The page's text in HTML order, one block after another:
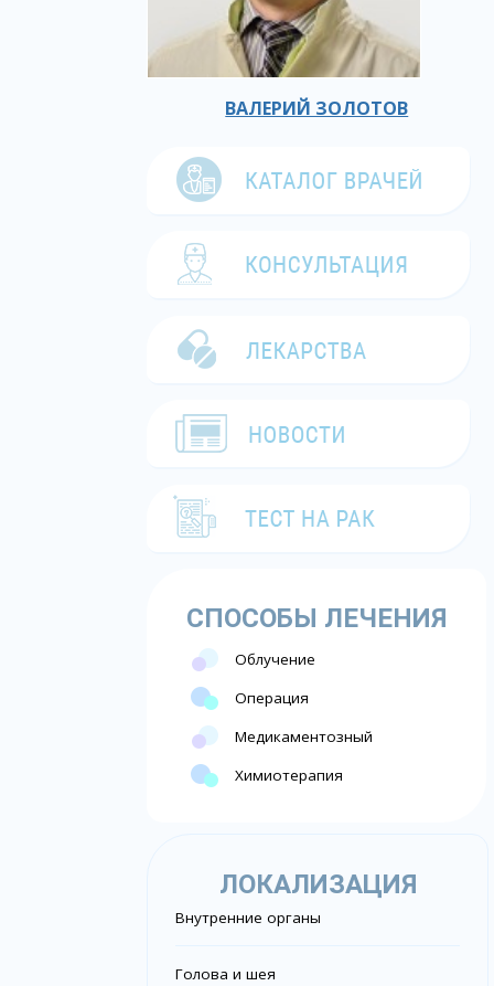
ВАЛЕРИЙ ЗОЛОТОВ
СПОСОБЫ ЛЕЧЕНИЯ
Облучение
Операция
Медикаментозный
Химиотерапия
ЛОКАЛИЗАЦИЯ
Внутренние органы
Голова и шея